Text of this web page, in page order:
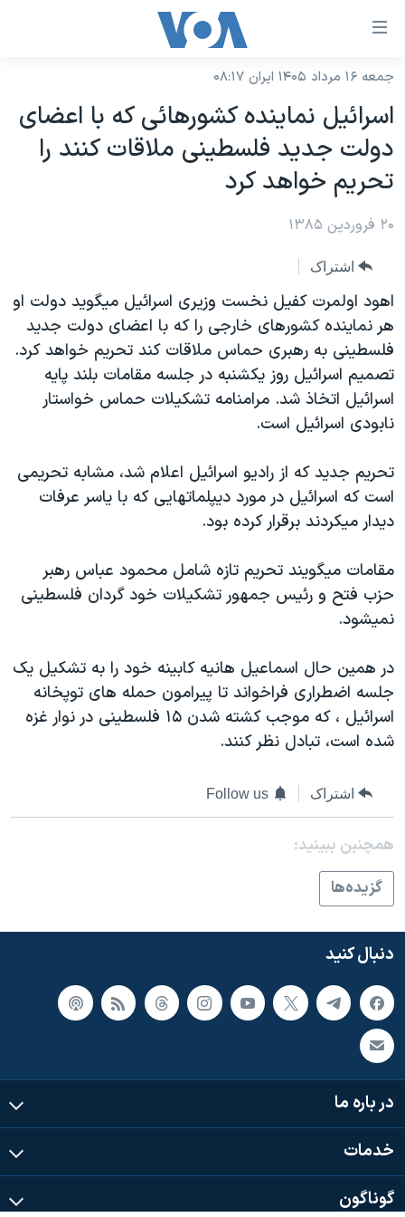
لینکهای
دسترسی
جهش
محتوای
اصلی
به
صفحه
جهش
به
جستجو
نسخه سبک وب‌سایت
موضوع ها
ایران
آمریکا
جهان
ورزشی
گزیده‌ها
ویژه برنامه‌ها
ویدیوها
فرهنگ و زندگی
اقتصادی
علم و فناوری
گالری عکس
آرشیو پخش زنده
برنامه های تلویزیونی
جدول برنامه ها
صفحه‌های ویژه
جام جهانی ۲۰۲۶
عملیات خشم حماسی
۲۵۰سالگی آمریکا
بایگانی برنامه‌های تلویزیونی
مستندها
حمله جمهوری اسلامی به اسرائیل
رمز مهسا
اعتراضات زن، زندگی، آزادی
مجموعه مستندهای دادخواهی
دادگاه حمید نوری
چهل سال گروگان‌گیری
قانون شفافیت دارائی کادر رهبری ایران
اسرائیل در جنگ
نرگس محمدی برنده جایزه نوبل صلح
همایش محافظه‌کاران آمریکا «سی‌پک»
سفر پرزیدنت ترامپ به چین
فرکانس‌های صدای آمریکا
پخش رادیویی
یادگیری زبان انگلیسی
دنبال کنید
جمعه ۱۶ مرداد ۱۴۰۵ ایران ۰۸:۱۷
اسرائيل نماينده کشورهائی که با اعضای
دولت جديد فلسطينی ملاقات کنند را
تحريم خواهد کرد
۲۰ فروردین ۱۳۸۵
اشتراک
اهود اولمرت کفیل نخست وزیری اسرائيل میگوید دولت او
هر نماینده کشورهای خارجی را که با اعضای دولت جدید
فلسطینی به رهبری حماس ملاقات کند تحریم خواهد کرد.
تصمیم اسرائيل روز یکشنبه در جلسه مقامات بلند پایه
اسرائيل اتخاذ شد. مرامنامه تشکیلات حماس خواستار
نابودی اسرائيل است.
تحریم جدید که از رادیو اسرائيل اعلام شد، مشابه تحریمی
است که اسرائيل در مورد دیپلماتهایی که با یاسر عرفات
دیدار میکردند برقرار کرده بود.
مقامات میگویند تحریم تازه شامل محمود عباس رهبر
حزب فتح و رئیس جمهور تشکیلات خود گردان فلسطینی
نمیشود.
در همین حال اسماعیل هانیه کابینه خود را به تشکیل یک
جلسه اضطراری فراخواند تا پیرامون حمله های توپخانه
اسرائيل ، که موجب کشته شدن ۱۵ فلسطینی در نوار غزه
شده است، تبادل نظر کنند.
اشتراک Follow us
همچنبن ببینید:
گزيده‌ها
دنبال کنید
در باره ما
خدمات
گوناگون